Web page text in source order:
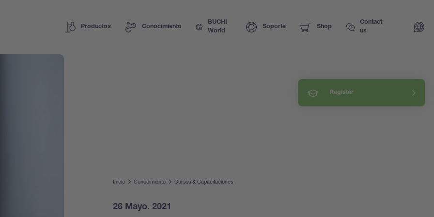
Productos Conocimiento
BUCHI
World
Soporte Shop
Contact
us
Register
Inicio Conocimiento Cursos & Capacitaciones
26 Mayo. 2021